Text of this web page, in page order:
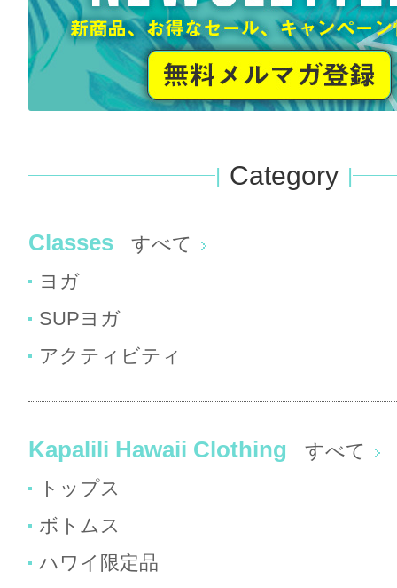
Category
Classes
すべて
ヨガ
SUPヨガ
アクティビティ
Kapalili Hawaii Clothing
すべて
トップス
ボトムス
ハワイ限定品